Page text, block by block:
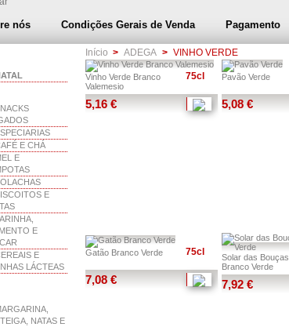
nós Condições Gerais de Venda Pagamento
E CHÁ
E
E
E
E
LÁCTEAS
NATAS E
Início > ADEGA > VINHO VERDE
Vinho Verde Branco
Valemesio
75cl
5,16 €
Pavão Verde
5,08 €
Gatão Branco Verde 75cl
7,08 €
Solar das Bouças
Branco Verde
7,92 €